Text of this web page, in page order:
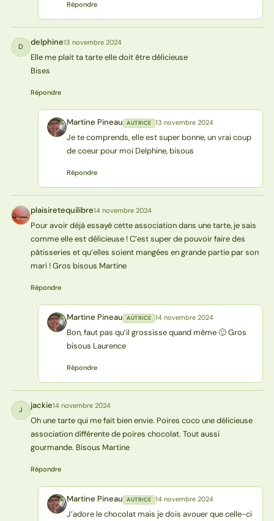
Répondre
D delphine13 novembre 2024
Elle me plait ta tarte elle doit être délicieuse
Bises
Répondre
MP Martine Pineau AUTRICE 13 novembre 2024
Je te comprends, elle est super bonne, un vrai coup
de coeur pour moi Delphine, bisous
Répondre
P plaisiretequilibre14 novembre 2024
Pour avoir déjà essayé cette association dans une tarte, je sais
comme elle est délicieuse ! C’est super de pouvoir faire des
pâtisseries et qu’elles soient mangées en grande partie par son
mari ! Gros bisous Martine
Répondre
MP Martine Pineau AUTRICE 14 novembre 2024
Bon, faut pas qu’il grossisse quand même 🙂 Gros
bisous Laurence
Répondre
J jackie14 novembre 2024
Oh une tarte qui me fait bien envie. Poires coco une délicieuse
association différente de poires chocolat. Tout aussi
gourmande. Bisous Martine
Répondre
MP Martine Pineau AUTRICE 14 novembre 2024
J’adore le chocolat mais je dois avouer que celle-ci